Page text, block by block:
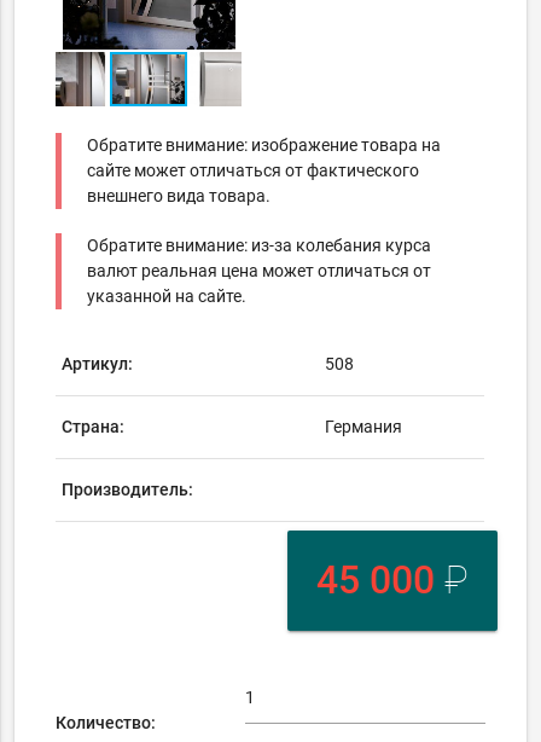
Обратите внимание: изображение товара на
сайте может отличаться от фактического
внешнего вида товара.
Обратите внимание: из-за колебания курса
валют реальная цена может отличаться от
указанной на сайте.
Артикул: 508
Страна: Германия
Производитель:
45 000 ₽
Количество: